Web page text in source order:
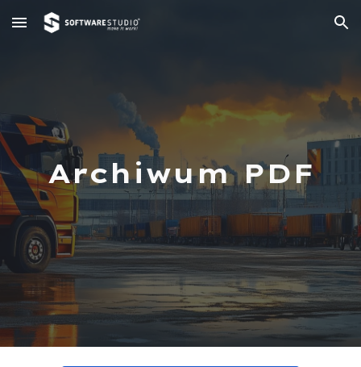
Skip to main content Skip to navigation
Archiwum PDF